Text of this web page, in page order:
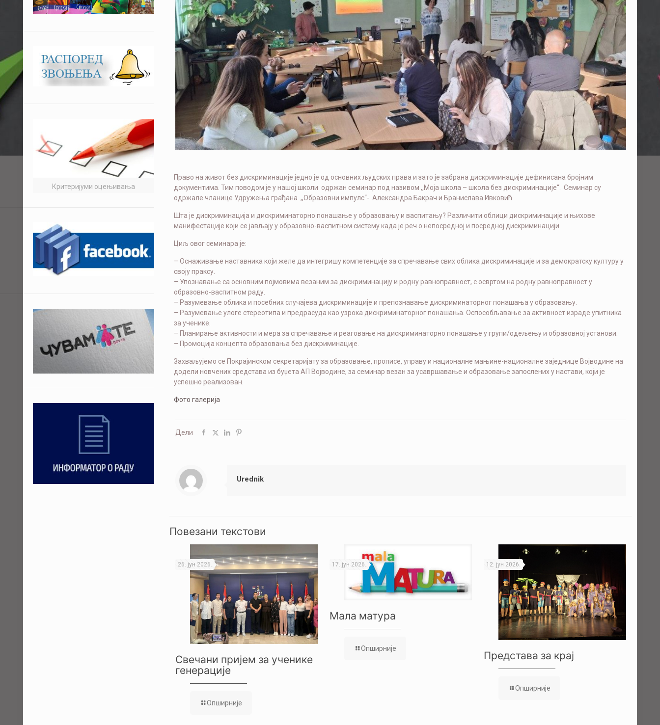
Право на живот без дискриминације једно је од основних људских права и зато је забрана дискриминације дефинисана бројним
документима. Тим поводом је у нашој школи одржан семинар под називом ,,Моја школа – школа без дискриминације“. Семинар су
одржале чланице Удружења грађана ,,Образовни импулс“- Александра Бакрач и Бранислава Ивковић.
Шта је дискриминација и дискриминаторно понашање у образовању и васпитању? Различити облици дискриминације и њихове
манифестације који се јављају у образовно-васпитном систему када је реч о непосредној и посредној дискриминацији.
Циљ овог семинара је:
– Оснаживање наставника који желе да интегришу компетенције за спречавање свих облика дискриминације и за демократску културу у
своју праксу.
– Упознавање са основним појмовима везаним за дискриминацију и родну равноправност, с освртом на родну равноправност у
образовно-васпитном раду.
– Разумевање облика и посебних случајева дискриминације и препознавање дискриминаторног понашања у образовању.
– Разумевање улоге стереотипа и предрасуда као узрока дискриминаторног понашања. Оспособљавање за активност израде упитника
за ученике.
– Планирање активности и мера за спречавање и реаговање на дискриминаторно понашање у групи/одељењу и образовној установи.
– Промоција концепта образовања без дискриминације.
Захваљујемо се Покрајинском секретаријату за образовање, прописе, управу и националне мањине-националне заједнице Војводине на
додели новчених средстава из буџета АП Војводине, за семинар везан за усавршавање и образовање запослених у настави, који је
успешно реализован.
Фото галерија
Дели
Urednik
Повезани текстови
26. јун 2026.
Свечани пријем за ученике
генерације
Опширније
17. јун 2026.
Мала матура
Опширније
12. јун 2026.
Представа за крај
Опширније
Критеријуми оцењивања